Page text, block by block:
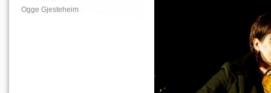
Ogge Gjesteheim